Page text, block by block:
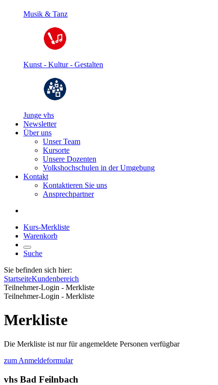
Musik & Tanz
Kunst - Kultur - Gestalten
Junge vhs
Newsletter
Über uns
Unser Team
Kursorte
Unsere Dozenten
Volkshochschulen in der Umgebung
Kontakt
Kontaktieren Sie uns
Ansprechpartner
Kurs-Merkliste
Warenkorb
Suche
Sie befinden sich hier:
StartseiteKundenbereich
Teilnehmer-Login - Merkliste
Teilnehmer-Login - Merkliste
Merkliste
Die Merkliste ist nur für angemeldete Personen verfügbar
zum Anmeldeformular
vhs Bad Feilnbach